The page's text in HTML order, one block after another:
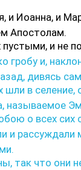
и Иоанна, и
Апостолам.
и не
гробу и,
дивясь
шли в
называемое
о всех сих
и
так что они